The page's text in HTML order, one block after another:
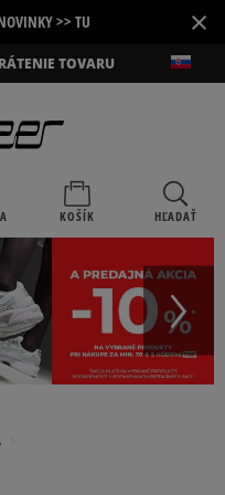
>> TU ×
TOVARU
KOŠÍK HĽADAŤ